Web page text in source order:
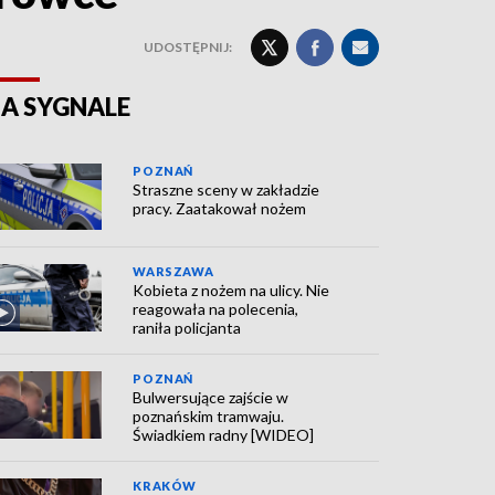
UDOSTĘPNIJ:
SYGNALE
POZNAŃ
Straszne sceny w zakładzie
pracy. Zaatakował nożem
WARSZAWA
Kobieta z nożem na ulicy. Nie
reagowała na polecenia,
raniła policjanta
POZNAŃ
Bulwersujące zajście w
poznańskim tramwaju.
Świadkiem radny [WIDEO]
KRAKÓW